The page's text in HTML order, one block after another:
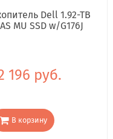
Dell 1.92-TB
MU SSD w/G176J
196 руб.
В корзину